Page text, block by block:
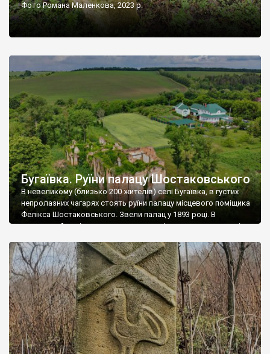
Фото Романа Маленкова, 2023 р.
Бугаївка. Руїни палацу Шостаковського
В невеликому (близько 200 жителів) селі Бугаївка, в густих
непролазних чагарях стоять руїни палацу місцевого поміщика
Фелікса Шостаковського. Звели палац у 1893 році. В
радянський період у ньому спочатку містилася школа, потім
століття тут розмістили туберкульозну лікарню. Коли із
палацу виїхала лікарня – ми точно не […]